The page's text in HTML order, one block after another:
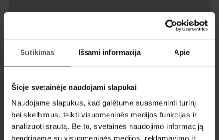
Sutikimas Išsami informacija Apie
Šioje svetainėje naudojami slapukai
Naudojame slapukus, kad galėtume suasmeninti turinį
bei skelbimus, teikti visuomeninės medijos funkcijas ir
analizuoti srautą. Be to, svetainės naudojimo informaciją
bendriname su visuomeninės medijos, reklamavimo ir
DA
Programinės
įrangos
testavimas PĮT